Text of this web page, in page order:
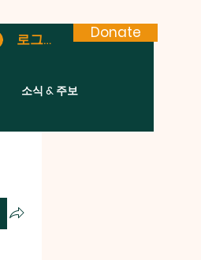
로그인 Donate
소식 & 주보